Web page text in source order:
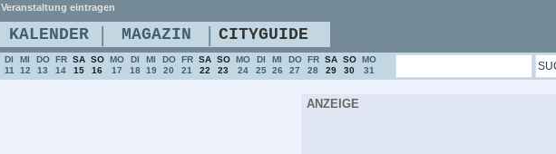
ANZEIGE
Veranstaltung eintragen
KALENDER | MAGAZIN | CITYGUIDE
DI
11
MI
12
DO
13
FR
14
SA
15
SO
16
MO
17
DI
18
MI
19
DO
20
FR
21
SA
22
SO
23
MO
24
DI
25
MI
26
DO
27
FR
28
SA
29
SO
30
MO
31